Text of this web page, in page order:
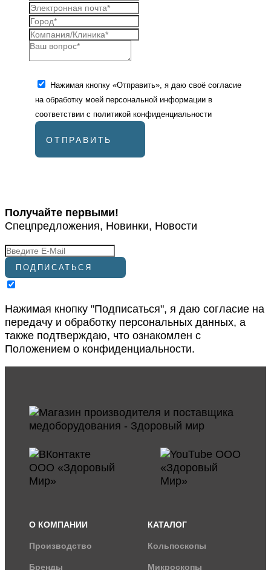
Нажимая кнопку «Отправить», я даю своё согласие
на обработку моей персональной информации в
соответствии с политикой конфиденциальности
ОТПРАВИТЬ
Получайте первыми!
Спецпредложения, Новинки, Новости
ПОДПИСАТЬСЯ
Нажимая кнопку "Подписаться", я даю согласие на
передачу и обработку персональных данных, а
также подтверждаю, что ознакомлен с
Положением о конфиденциальности.
О КОМПАНИИ
Производство
Бренды
КАТАЛОГ
Кольпоскопы
Микроскопы